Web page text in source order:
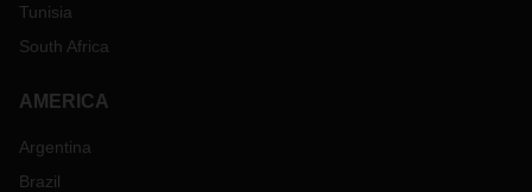
Tunisia
South Africa
AMERICA
Argentina
Brazil